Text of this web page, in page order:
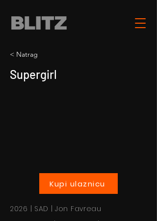
< Natrag
Supergirl
Kupi ulaznicu
2026 | SAD | Jon Favreau